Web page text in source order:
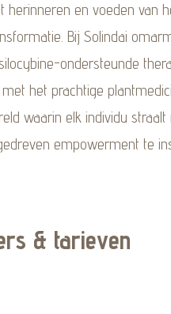
en voeden van
Bij Solindai
ondersteunde
het prachtige
waarin elk individu
empowerment te
& tarieven